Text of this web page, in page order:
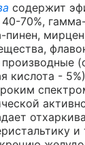
содержит
70%,
пинен,
кислота -